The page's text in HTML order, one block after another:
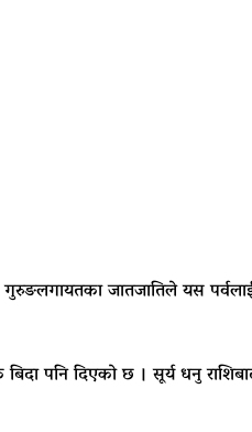
जातजातिले यस
पनि दिएको छ । सूर्य धनु